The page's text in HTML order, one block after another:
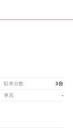
駐車台数 3台
車高 -